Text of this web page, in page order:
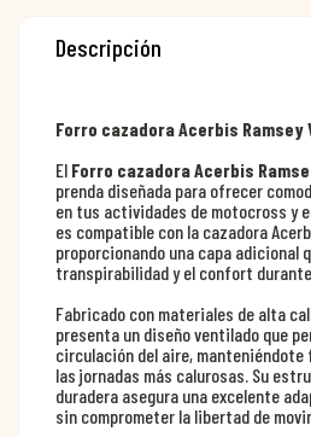
Descripción
Forro cazadora Acerbis Ramsey
El Forro cazadora Acerbis
prenda diseñada para ofrecer
en tus actividades de motocross y
es compatible con la cazadora
proporcionando una capa adicional
transpirabilidad y el confort
Fabricado con materiales de alta
presenta un diseño ventilado que
circulación del aire, manteniéndote
las jornadas más calurosas. Su
duradera asegura una excelente
sin comprometer la libertad de